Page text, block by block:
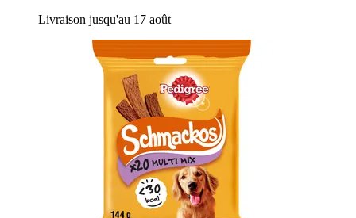
Livraison jusqu'au 17 août